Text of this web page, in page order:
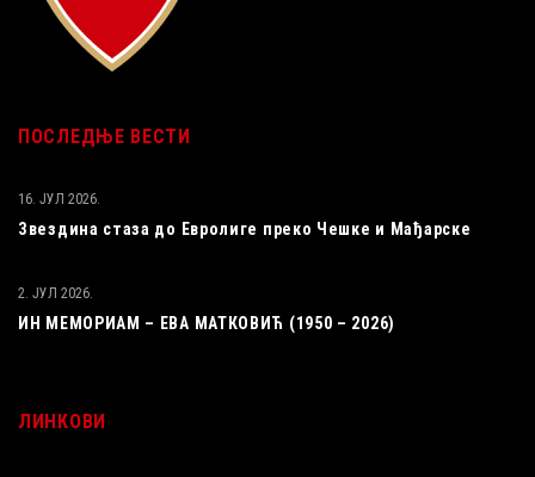
ПОСЛЕДЊЕ ВЕСТИ
Звездина стаза до Евролиге преко Чешке и Мађарске
16. ЈУЛ 2026.
ИН МЕМОРИАМ – ЕВА МАТКОВИЋ (1950 – 2026)
2. ЈУЛ 2026.
ЛИНКОВИ